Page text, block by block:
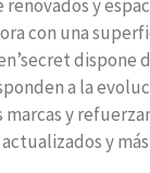
y
con una
dispone
a la
y
y